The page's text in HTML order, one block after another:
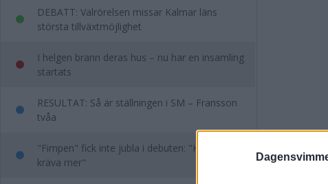
DEBATT: Valrörelsen missar Kalmar läns
största tillväxtmöjlighet
I helgen brann deras hus – nu har en insamling
startats
RESULTAT: Så är ställningen i SM – Fransson
tvåa
"Fimpen" fick inte jubla i debuten: "Kan inte
kräva mer"